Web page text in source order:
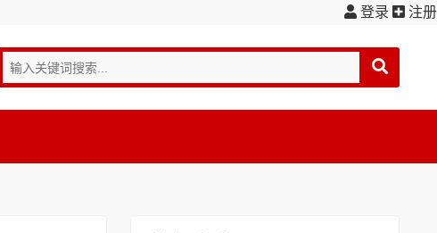
登录 注册